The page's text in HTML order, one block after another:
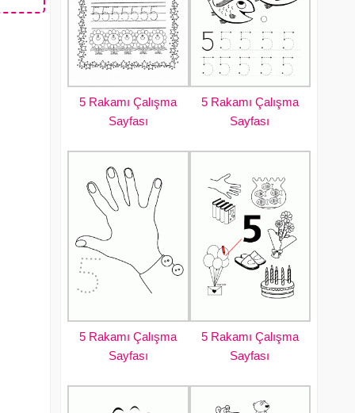
5 Rakamı Çalışma
Sayfası
5 Rakamı Çalışma
Sayfası
5 Rakamı Çalışma
Sayfası
5 Rakamı Çalışma
Sayfası